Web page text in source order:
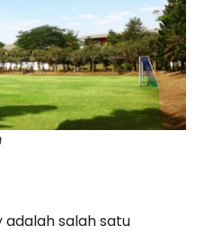
adalah salah satu